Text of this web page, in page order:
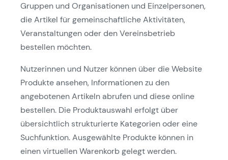
Gruppen und Organisationen und Einzelpersonen,
die Artikel für gemeinschaftliche Aktivitäten,
Veranstaltungen oder den Vereinsbetrieb
bestellen möchten.
Nutzerinnen und Nutzer können über die Website
Produkte ansehen, Informationen zu den
angebotenen Artikeln abrufen und diese online
bestellen. Die Produktauswahl erfolgt über
übersichtlich strukturierte Kategorien oder eine
Suchfunktion. Ausgewählte Produkte können in
einen virtuellen Warenkorb gelegt werden.